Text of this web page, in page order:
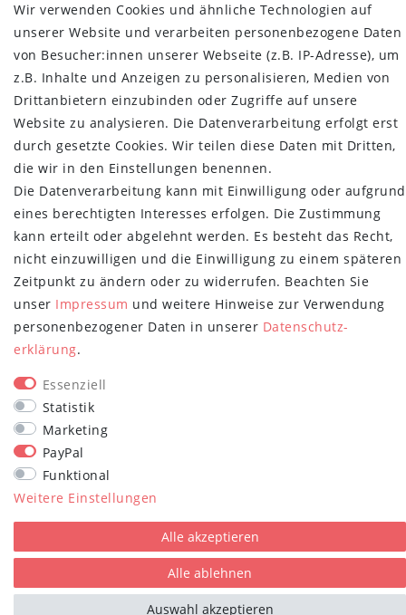
Vertrag widerrufen
MYPOPUPCLUB
Versand- und Zahlungsbedingungen
NEWSLETTER
Newsletter
Honig
Hiermit bestätige ich, dass ich die Daten­schutz­erklärunggelesen habe.
STAY CONNECTED
Wir verwenden Cookies und ähnliche Technologien auf
unserer Website und verarbeiten personenbezogene Daten
von Besucher:innen unserer Webseite (z.B. IP-Adresse), um
z.B. Inhalte und Anzeigen zu personalisieren, Medien von
Drittanbietern einzubinden oder Zugriffe auf unsere
Website zu analysieren. Die Datenverarbeitung erfolgt erst
durch gesetzte Cookies. Wir teilen diese Daten mit Dritten,
die wir in den Einstellungen benennen.
Die Datenverarbeitung kann mit Einwilligung oder aufgrund
eines berechtigten Interesses erfolgen. Die Zustimmung
kann erteilt oder abgelehnt werden. Es besteht das Recht,
nicht einzuwilligen und die Einwilligung zu einem späteren
Zeitpunkt zu ändern oder zu widerrufen. Beachten Sie
unser Impressum und weitere Hinweise zur Verwendung
personenbezogener Daten in unserer Daten­schutz­
erklärung.
Essenziell
Statistik
Marketing
PayPal
Funktional
Weitere Einstellungen
Alle akzeptieren
Alle ablehnen
Auswahl akzeptieren